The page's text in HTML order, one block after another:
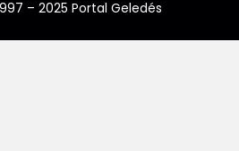
– 2025 Portal Geledés